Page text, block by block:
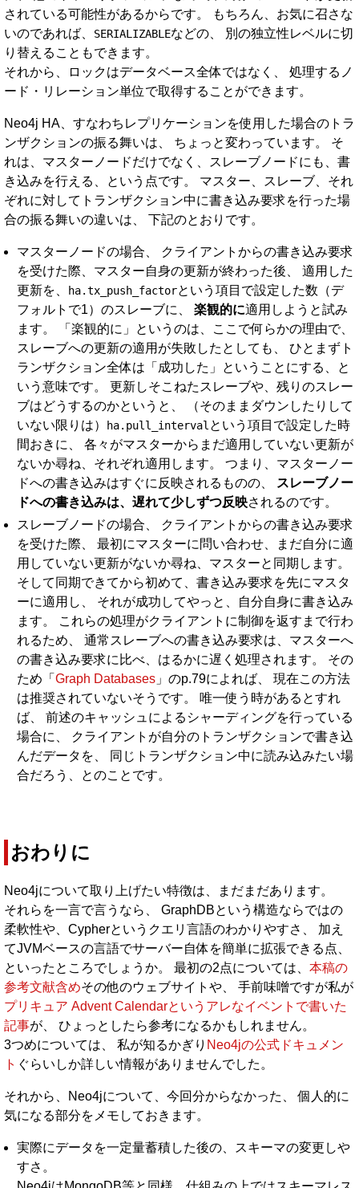
されている可能性があるからです。 もちろん、お気に召さな
いのであれば、 SERIALIZABLEなどの、 別の独立性レベルに切
り替えることもできます。
それから、ロックはデータベース全体ではなく、 処理するノ
ード・リレーション単位で取得することができます。
Neo4j HA、すなわちレプリケーションを使用した場合のトラ
ンザクションの振る舞いは、 ちょっと変わっています。 そ
れは、マスターノードだけでなく、スレーブノードにも、書
き込みを行える、という点です。 マスター、スレーブ、それ
ぞれに対してトランザクション中に書き込み要求を行った場
合の振る舞いの違いは、 下記のとおりです。
マスターノードの場合、 クライアントからの書き込み要求
を受けた際、マスター自身の更新が終わった後、 適用した
更新を、
ha.tx_push_factorという項目で設定した数（デ
フォルトで1）のスレーブに、 楽観的に適用しようと試み
ます。 「楽観的に」というのは、ここで何らかの理由で、
スレーブへの更新の適用が失敗したとしても、 ひとまずト
ランザクション全体は「成功した」ということにする、と
いう意味です。 更新しそこねたスレーブや、残りのスレー
ブはどうするのかというと、 （そのままダウンしたりして
いない限りは）
ha.pull_intervalという項目で設定した時
間おきに、 各々がマスターからまだ適用していない更新が
ないか尋ね、それぞれ適用します。 つまり、マスターノー
ドへの書き込みはすぐに反映されるものの、 スレーブノー
ドへの書き込みは、遅れて少しずつ反映されるのです。
スレーブノードの場合、 クライアントからの書き込み要求
を受けた際、 最初にマスターに問い合わせ、まだ自分に適
用していない更新がないか尋ね、マスターと同期します。
そして同期できてから初めて、書き込み要求を先にマスタ
ーに適用し、 それが成功してやっと、自分自身に書き込み
ます。 これらの処理がクライアントに制御を返すまで行わ
れるため、 通常スレーブへの書き込み要求は、マスターへ
の書き込み要求に比べ、はるかに遅く処理されます。 その
ため「 Graph Databases 」のp.79によれば、 現在この方法
は推奨されていないそうです。 唯一使う時があるとすれ
ば、 前述のキャッシュによるシャーディングを行っている
場合に、 クライアントが自分のトランザクションで書き込
んだデータを、 同じトランザクション中に読み込みたい場
合だろう、とのことです。
おわりに
Neo4jについて取り上げたい特徴は、まだまだあります。
それらを一言で言うなら、 GraphDBという構造ならではの
柔軟性や、Cypherというクエリ言語のわかりやすさ、 加え
てJVMベースの言語でサーバー自体を簡単に拡張できる点、
といったところでしょうか。 最初の2点については、 本稿の
参考文献含めその他のウェブサイトや、 手前味噌ですが私が
プリキュア Advent Calendarというアレなイベントで書いた
記事が、 ひょっとしたら参考になるかもしれません。
3つめについては、 私が知るかぎり Neo4jの公式ドキュメン
ト ぐらいしか詳しい情報がありませんでした。
それから、Neo4jについて、今回分からなかった、 個人的に
気になる部分をメモしておきます。
実際にデータを一定量蓄積した後の、スキーマの変更しや
すさ。